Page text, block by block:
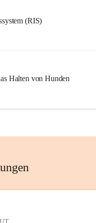
(RIS)
Halten von Hunden